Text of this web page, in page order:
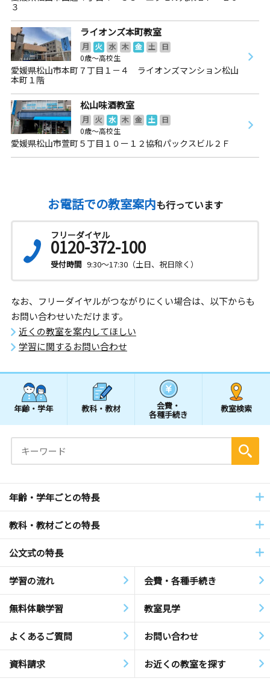
３
ライオンズ本町教室
月 火 水 木 金 土
日
0歳～高校生
愛媛県松山市本町７丁目１－４ ライオンズマンション松山
本町１階
松山味酒教室
月 火 水 木 金 土
日
0歳～高校生
愛媛県松山市萱町５丁目１０ー１２協和パックスビル２Ｆ
お電話での教室案内も行っています
フリーダイヤル
0120-372-100
受付時間 9:30～17:30（土日、祝日除く）
なお、フリーダイヤルがつながりにくい場合は、以下からも
お問い合わせいただけます。
近くの教室を案内してほしい
学習に関するお問い合わせ
年齢・学年 教科・教材 会費・
各種手続き
教室検索
年齢・学年ごとの特長
教科・教材ごとの特長
公文式の特長
学習の流れ 会費・各種手続き
無料体験学習 教室見学
よくあるご質問 お問い合わせ
資料請求 お近くの教室を探す